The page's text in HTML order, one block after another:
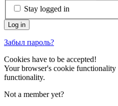
Stay logged in
Забыл пароль?
Cookies have to be accepted!
Your browser's cookie functionality
functionality.
Not a member yet?